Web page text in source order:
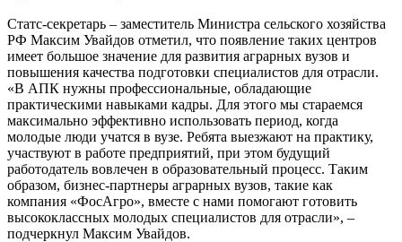
Статс-секретарь – заместитель Министра сельского хозяйства
РФ Максим Увайдов отметил, что появление таких центров
имеет большое значение для развития аграрных вузов и
повышения качества подготовки специалистов для отрасли.
«В АПК нужны профессиональные, обладающие
практическими навыками кадры. Для этого мы стараемся
максимально эффективно использовать период, когда
молодые люди учатся в вузе. Ребята выезжают на практику,
участвуют в работе предприятий, при этом будущий
работодатель вовлечен в образовательный процесс. Таким
образом, бизнес-партнеры аграрных вузов, такие как
компания «ФосАгро», вместе с нами помогают готовить
высококлассных молодых специалистов для отрасли», –
подчеркнул Максим Увайдов.